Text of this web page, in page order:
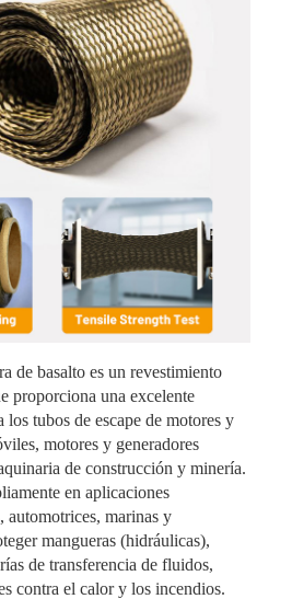
de basalto es un revestimiento
proporciona una excelente
tubos de escape de motores y
motores y generadores
de construcción y minería.
en aplicaciones
automotrices, marinas y
mangueras (hidráulicas),
de transferencia de fluidos,
contra el calor y los incendios.